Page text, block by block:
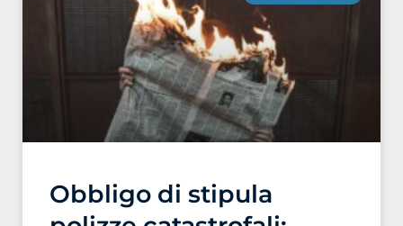
Obbligo di stipula